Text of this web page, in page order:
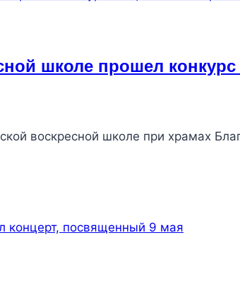
школе прошел
воскресной школе при храмах